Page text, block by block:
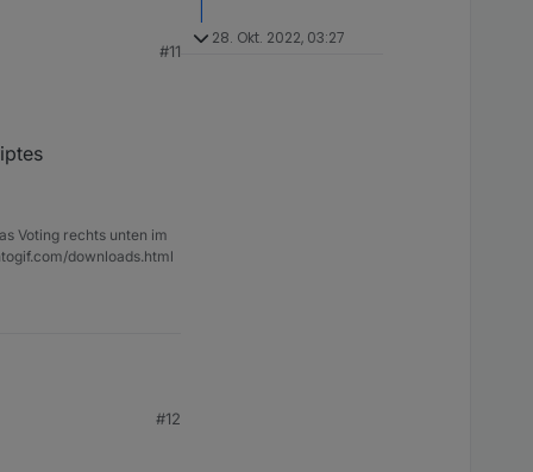
#11
Voting rechts unten im
downloads.html
#12
28. Okt. 2022, 03:27